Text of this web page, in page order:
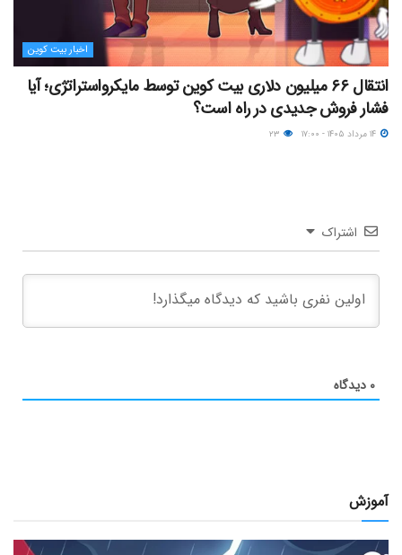
اخبار بیت کوین
انتقال ۶۶ میلیون دلاری بیت کوین توسط مایکرواستراتژی؛ آیا
فشار فروش جدیدی در راه است؟
اشتراک
۰ دیدگاه
آموزش